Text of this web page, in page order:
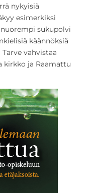
nykyisiä
esimerkiksi
sukupolvi
käännöksiä
vahvistaa
kirkko ja Raamattu